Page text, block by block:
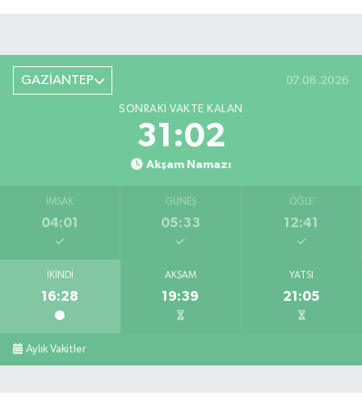
GAZİANTEP 07.08.2026
SONRAKI VAKTE KALAN
31:01
Akşam Namazı
İMSAK
04:01
GÜNEŞ
05:33
ÖĞLE
12:41
İKINDI
16:28
AKŞAM
19:39
YATSI
21:05
Aylık Vakitler